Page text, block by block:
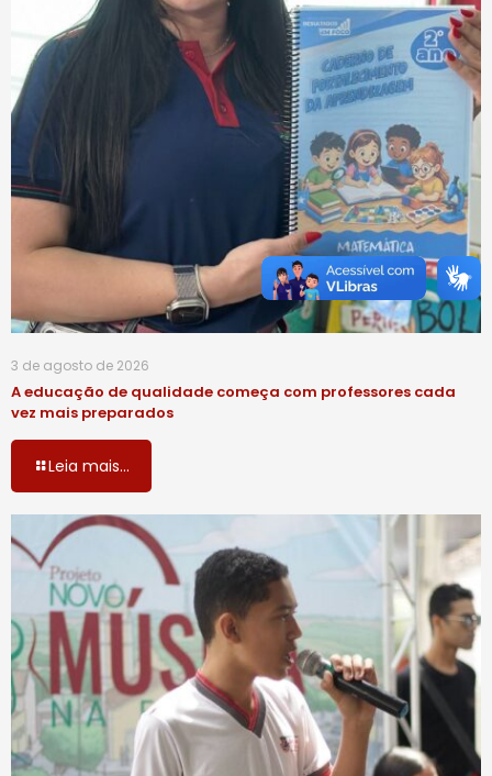
3 de agosto de 2026
A educação de qualidade começa com professores cada
vez mais preparados
Leia mais...